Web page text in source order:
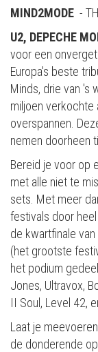
MIND2MODE -
U2, DEPECHE
voor een
Europa's beste
Minds, drie van 's
miljoen verkochte
overspannen.
nemen doorheen
Bereid je voor op
met alle niet te
sets. Met meer
festivals door
de kwartfinale
(het grootste
het podium
Jones, Ultravox,
II Soul, Level 42,
Laat je
de donderende